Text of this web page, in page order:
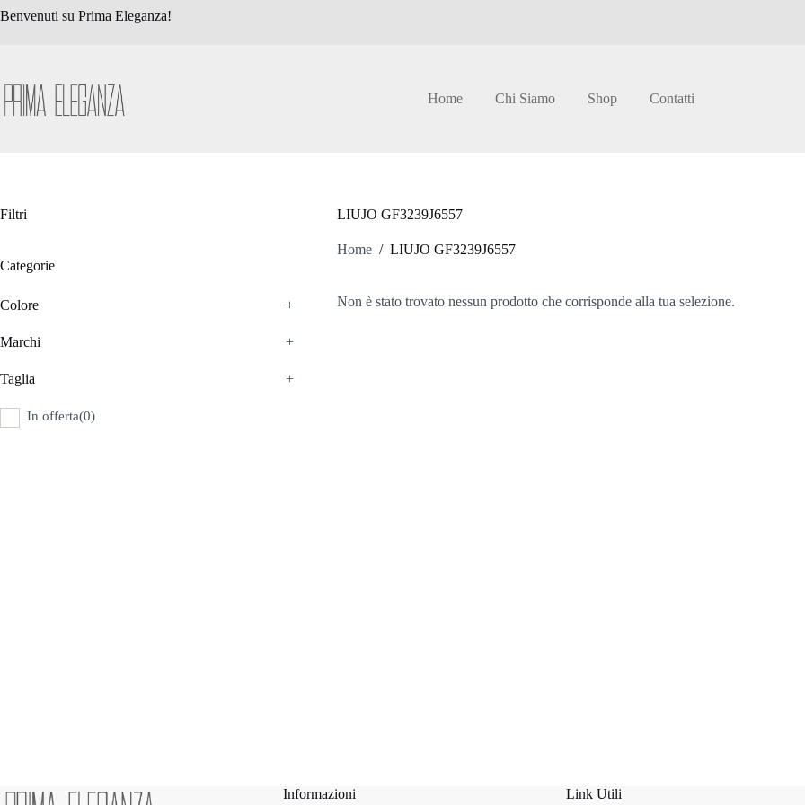
al
Benvenuti su Prima Eleganza!
Home Chi Siamo Shop Contatti
LIUJO GF3239J6557
Home / LIUJO GF3239J6557
Non è stato trovato nessun prodotto che corrisponde alla tua selezione.
Filtri
Categorie
Colore +
Marchi +
Taglia +
In offerta(0)
Informazioni Link Utili